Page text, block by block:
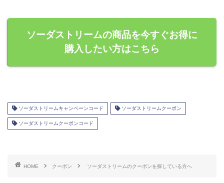
ソーダストリームの商品を今すぐお得に
購入したい方はこちら
ソーダストリームキャンペーンコード ソーダストリームクーポン
ソーダストリームクーポンコード
HOME クーポン ソーダストリームのクーポンを探している方へ